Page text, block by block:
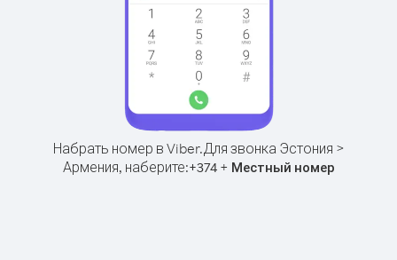
Набрать номер в Viber.Для звонка Эстония >
Армения, наберите:+374+ Местный номер